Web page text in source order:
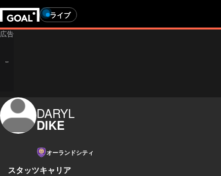
ライブ
DARYL
DIKE
オーランドシティ
スタッツキャリア